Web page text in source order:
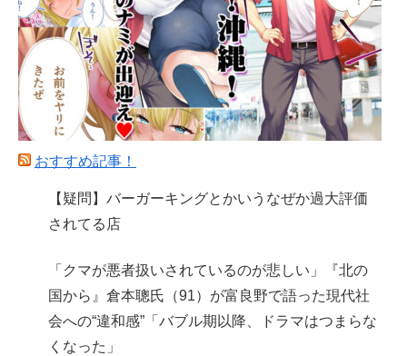
おすすめ記事！
【疑問】バーガーキングとかいうなぜか過大評価
されてる店
「クマが悪者扱いされているのが悲しい」『北の
国から』倉本聰氏（91）が富良野で語った現代社
会への“違和感”「バブル期以降、ドラマはつまらな
くなった」